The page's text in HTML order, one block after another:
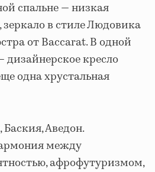
спальне — низкая
зеркало в стиле Людовика
от Baccarat. В одной
кресло
одна хрустальная
Аведон.
между
афрофутуризмом,